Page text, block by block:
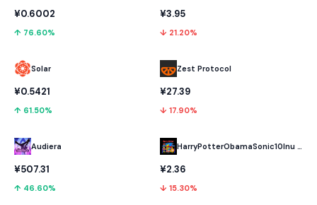
¥0.6002
↑ 76.60%
Solar
¥0.5421
↑ 61.50%
Audiera
¥507.31
↑ 46.60%
¥3.95
↓ 21.20%
Zest Protocol
¥27.39
↓ 17.90%
HarryPotterObamaSonic10Inu (ETH)
¥2.36
↓ 15.30%